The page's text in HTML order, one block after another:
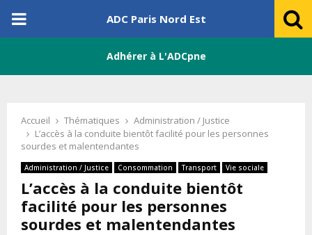
PRIMARY
ADC Paris Nord Est
Adhérer à L'ADCpne
Accueil Thématiques
Administration / Justice
L’accès à la conduite bientôt facilité pour les personnes
sourdes et malentendantes
Administration / Justice Consommation Transport Vie sociale
L’accès à la conduite bientôt
facilité pour les personnes
sourdes et malentendantes